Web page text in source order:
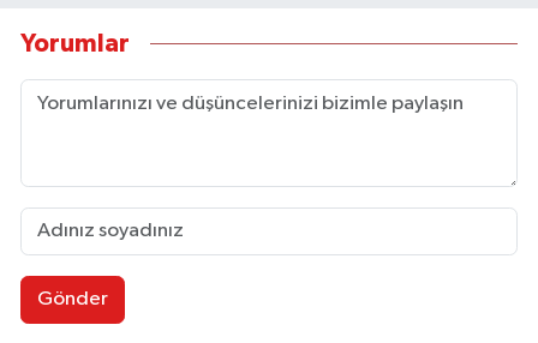
Yorumlar
Gönder